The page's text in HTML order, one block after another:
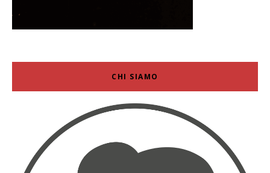
CHI SIAMO